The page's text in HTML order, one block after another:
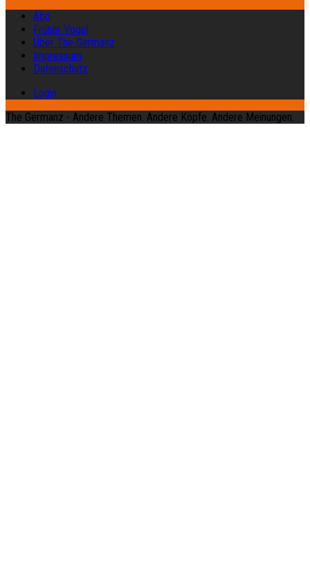
Abo
Früher Vogel
Über The Germanz
Impressum
Datenschutz
Login
The Germanz - Andere Themen. Andere Köpfe. Andere Meinungen.